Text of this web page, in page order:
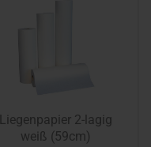
Liegenpapier 2-lagig
weiß (59cm)